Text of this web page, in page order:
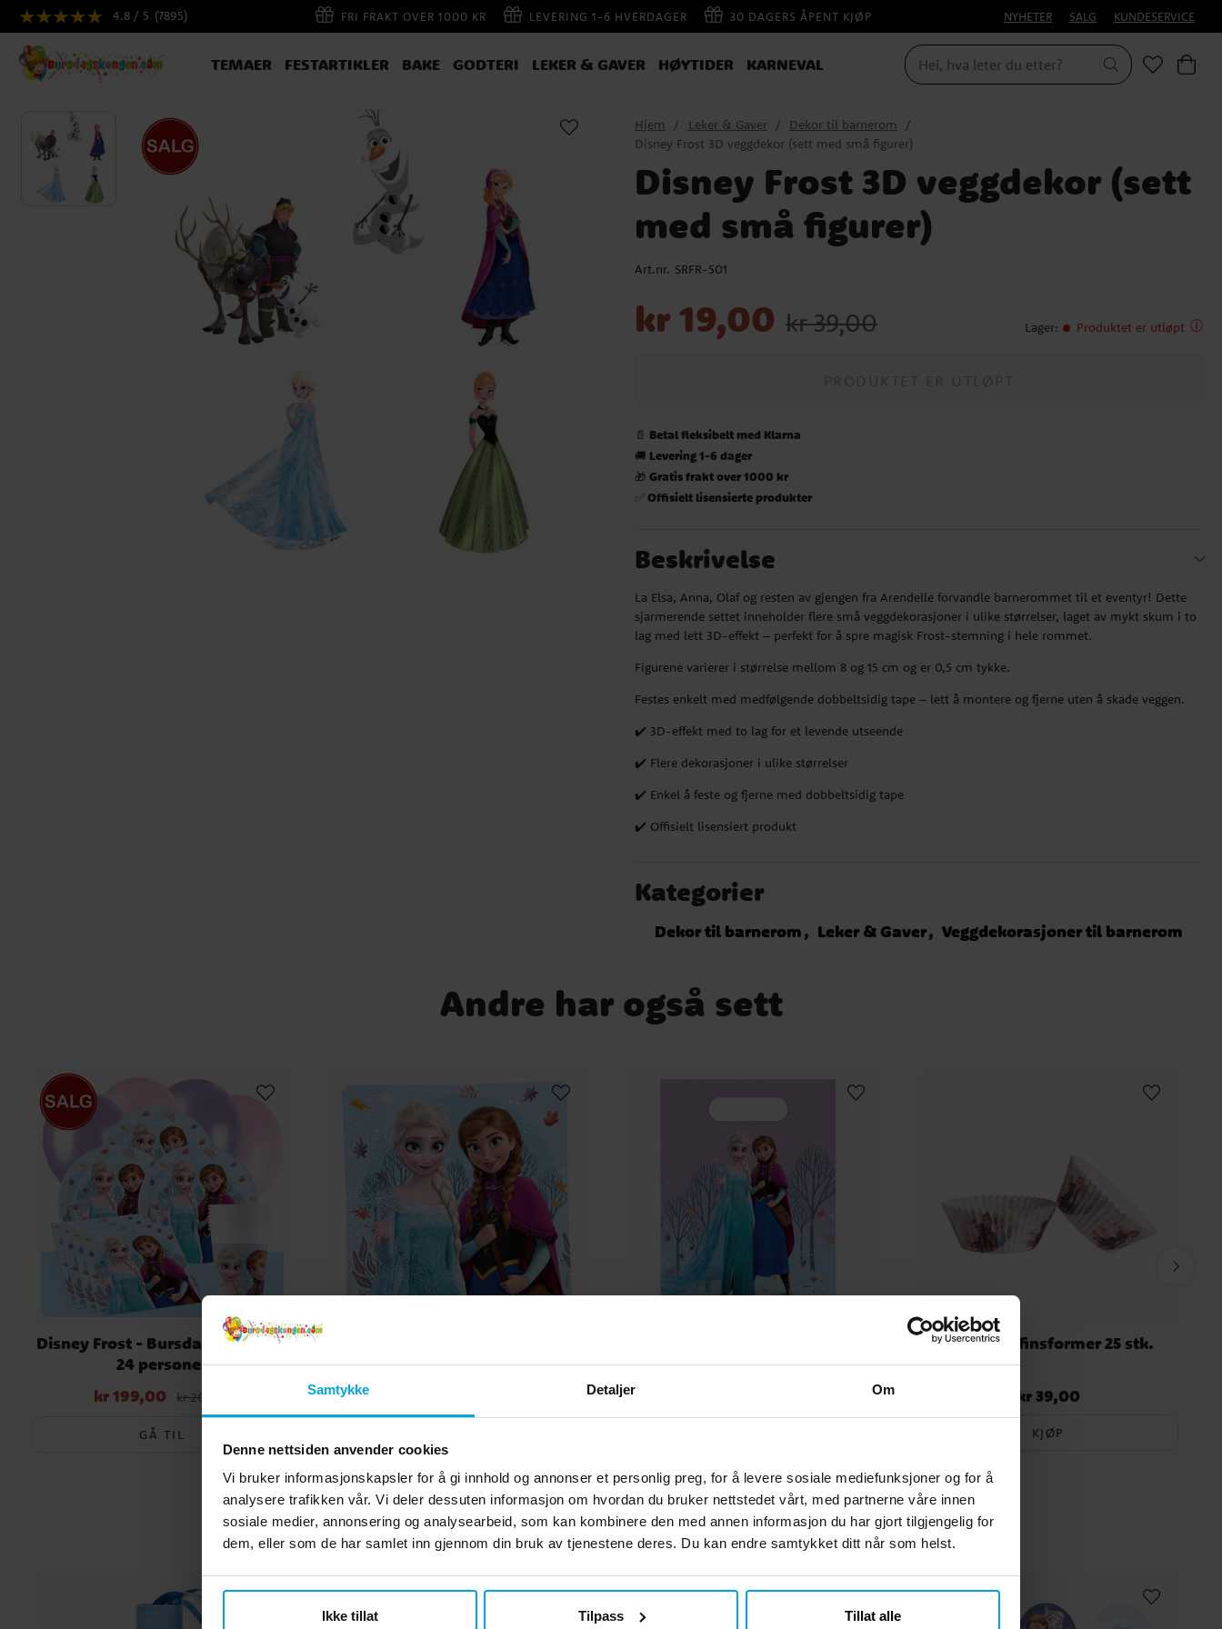
Samtykke Detaljer Om
Denne nettsiden anvender cookies
Vi bruker informasjonskapsler for å gi innhold og annonser et personlig preg, for å levere sosiale mediefunksjoner og for å
analysere trafikken vår. Vi deler dessuten informasjon om hvordan du bruker nettstedet vårt, med partnerne våre innen
sosiale medier, annonsering og analysearbeid, som kan kombinere den med annen informasjon du har gjort tilgjengelig for
dem, eller som de har samlet inn gjennom din bruk av tjenestene deres. Du kan endre samtykket ditt når som helst.
Ikke tillat Tilpass Tillat alle
4.8 / 5 (7895) FRI FRAKT OVER 1000 KR LEVERING 1-6 HVERDAGER 30 DAGERS ÅPENT KJØP NYHETER SALG KUNDESERVICE
TEMAER FESTARTIKLER BAKE GODTERI LEKER & GAVER HØYTIDER KARNEVAL
Hjem Leker & Gaver
Dekor til barnerom
Disney Frost 3D veggdekor (sett med små figurer)
Disney Frost 3D veggdekor (sett
med små figurer)
Art.nr. SRFR-501
kr 19,00 kr 39,00 Lager: Produktet er utløpt
📄 Betal fleksibelt med Klarna
🚚 Levering 1-6 dager
🎁Gratis frakt over 1000 kr
✅Offisielt lisensierte produkter
Beskrivelse
La Elsa, Anna, Olaf og resten av gjengen fra Arendelle forvandle barnerommet til et eventyr! Dette
sjarmerende settet inneholder flere små veggdekorasjoner i ulike størrelser, laget av mykt skum i to
lag med lett 3D-effekt – perfekt for å spre magisk Frost-stemning i hele rommet.
Figurene varierer i størrelse mellom 8 og 15 cm og er 0,5 cm tykke.
Festes enkelt med medfølgende dobbeltsidig tape – lett å montere og fjerne uten å skade veggen.
✔️ 3D-effekt med to lag for et levende utseende
✔️ Flere dekorasjoner i ulike størrelser
✔️ Enkel å feste og fjerne med dobbeltsidig tape
✔️ Offisielt lisensiert produkt
Kategorier
Dekor til barnerom Leker & Gaver Veggdekorasjoner til barnerom
Andre har også sett
Disney Frost - Bursdagspakke 8-
24 personer
Nåværende pris:kr 199,00
pris:kr 209,00
kr 199,00 kr 209,00
GÅ TIL
Frost Muffinsformer 25 stk.
Pris :kr 39,00
kr 39,00
KJØP
Andre kjøpte også